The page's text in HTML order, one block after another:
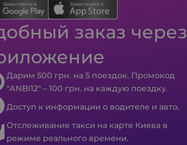
заказ через
Дарим 500 грн. на 5 поездок. Промокод
"ANBI12" – 100 грн. на каждую поездку.
Доступ к информации о водителе и авто.
Отслеживание такси на карте Киева в
режиме реального времени.